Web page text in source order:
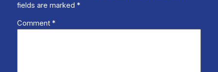
fields are marked *
Comment *